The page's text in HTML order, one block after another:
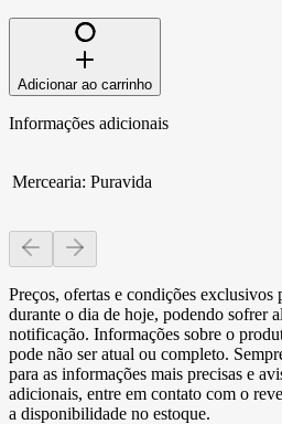
Adicionar ao carrinho
Informações adicionais
Mercearia: Puravida
Preços, ofertas e condições exclusivos
durante o dia de hoje, podendo sofrer
notificação. Informações sobre o
pode não ser atual ou completo.
para as informações mais precisas e
adicionais, entre em contato com o
a disponibilidade no estoque.